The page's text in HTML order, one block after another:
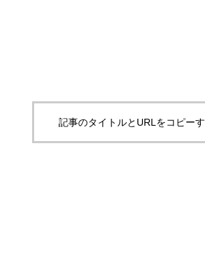
記事のタイトルとURLをコピー